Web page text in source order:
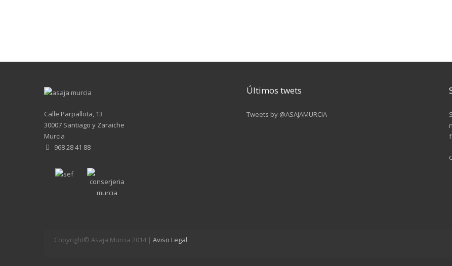
Calle Parpallota, 13
30007 Santiago y Zaraiche
Murcia
968 28 41 88
Últimos twets
Tweets by @ASAJAMURCIA
Copyright© Asaja Murcia 2014 | Aviso Legal